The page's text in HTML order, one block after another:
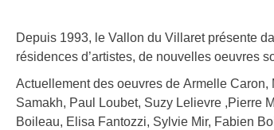
Depuis 1993, le Vallon du Villaret présente
résidences d’artistes, de nouvelles oeuvres
Actuellement des oeuvres de Armelle
Samakh, Paul Loubet, Suzy Lelievre ,Pierre
Boileau, Elisa Fantozzi, Sylvie Mir, Fabien